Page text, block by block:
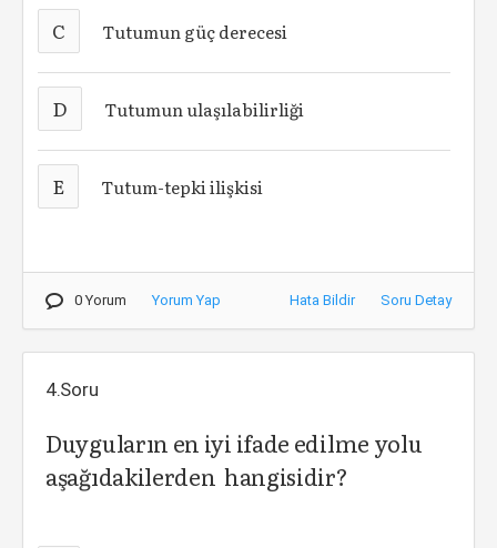
C Tutumun güç derecesi
D Tutumun ulaşılabilirliği
E Tutum-tepki ilişkisi
0 Yorum Yorum Yap Hata Bildir Soru Detay
4.Soru
Duyguların en iyi ifade edilme yolu
aşağıdakilerden hangisidir?